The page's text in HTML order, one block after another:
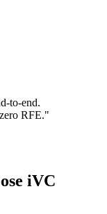
to-end.
RFE."
iVC